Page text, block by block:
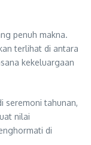
penuh makna.
terlihat di antara
kekeluargaan
seremoni tahunan,
nilai
di